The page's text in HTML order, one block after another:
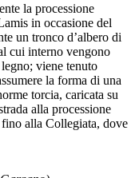
la processione
in occasione del
un tronco d’albero di
cui interno vengono
viene tenuto
la forma di una
torcia, caricata su
alla processione
alla Collegiata, dove